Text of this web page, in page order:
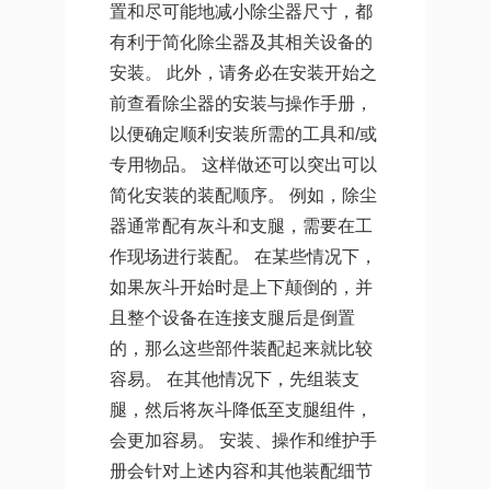
置和尽可能地减小除尘器尺寸，都
有利于简化除尘器及其相关设备的
安装。 此外，请务必在安装开始之
前查看除尘器的安装与操作手册，
以便确定顺利安装所需的工具和/或
专用物品。 这样做还可以突出可以
简化安装的装配顺序。 例如，除尘
器通常配有灰斗和支腿，需要在工
作现场进行装配。 在某些情况下，
如果灰斗开始时是上下颠倒的，并
且整个设备在连接支腿后是倒置
的，那么这些部件装配起来就比较
容易。 在其他情况下，先组装支
腿，然后将灰斗降低至支腿组件，
会更加容易。 安装、操作和维护手
册会针对上述内容和其他装配细节